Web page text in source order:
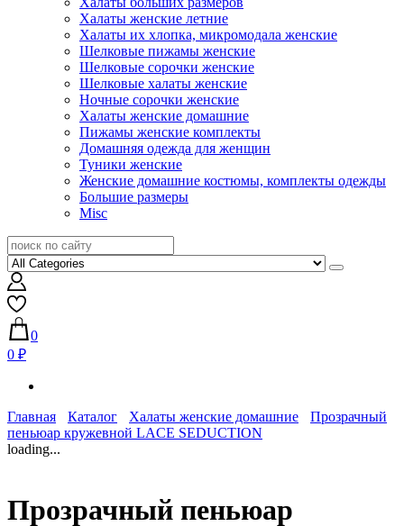
Халаты женские летние
Халаты их хлопка, микромодала женские
Шелковые пижамы женские
Шелковые сорочки женские
Шелковые халаты женские
Ночные сорочки женские
Халаты женские домашние
Пижамы женские комплекты
Домашняя одежда для женщин
Туники женские
Женские домашние костюмы, комплекты одежды
Большие размеры
Misc
0
0 ₽
Главная Каталог Халаты женские домашние
Прозрачный
пеньюар кружевной LACE SEDUCTION
loading...
Прозрачный пеньюар